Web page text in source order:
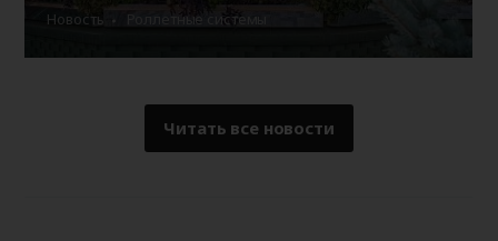
Новость Роллетные системы
Читать все новости